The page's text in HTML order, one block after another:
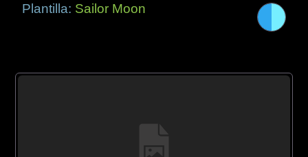
Plantilla: Sailor Moon